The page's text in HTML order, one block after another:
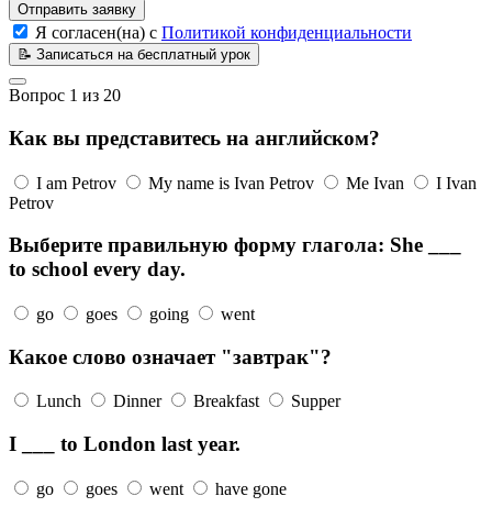
Отправить заявку
Я согласен(на) с Политикой конфиденциальности
📝 Записаться на бесплатный урок
Вопрос 1 из 20
Как вы представитесь на английском?
I am Petrov My name is Ivan Petrov Me Ivan
I Ivan
Petrov
Выберите правильную форму глагола: She ___
to school every day.
go goes going went
Какое слово означает "завтрак"?
Lunch Dinner Breakfast Supper
I ___ to London last year.
go goes went have gone